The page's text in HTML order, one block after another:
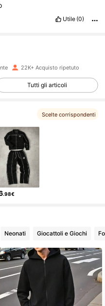
Utile (0)
22K+ Acquisto ripetuto
Tutti gli articoli
Scelte corrispondenti
.98€
Neonati Giocattoli e Giochi